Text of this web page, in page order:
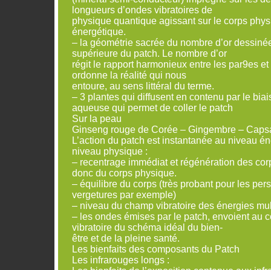
longueurs d’ondes vibratoires de
physique quantique agissant sur le corps
énergétique.
– la géométrie sacrée du nombre d’or
supérieure du patch. Le nombre d’or
régit le rapport harmonieux entre les par9es
ordonne la réalité qui nous
entoure, au sens littéral du terme.
– 3 plantes qui diffusent en contenu par le
aqueuse qui permet de coller le patch
Sur la peau
Ginseng rouge de Corée – Gingembre –
L’action du patch est instantanée au niveau
niveau physique :
– recentrage immédiat et régénération des
donc du corps physique.
– équilibre du corps (très probant pour les
vergetures par exemple)
– niveau du champ vibratoire des énergies
– les ondes émises par le patch, envoient au
vibratoire du schéma idéal du bien-
être et de la pleine santé.
Les bienfaits des composants du Patch
Les infrarouges longs :